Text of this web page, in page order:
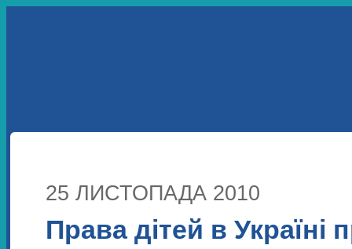
25 ЛИСТОПАДА 2010
Права дітей в Україні